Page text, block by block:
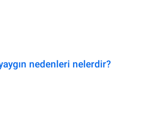
nedenleri nelerdir?